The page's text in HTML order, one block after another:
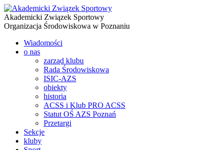
Akademicki Związek Sportowy
Organizacja Środowiskowa w Poznaniu
Wiadomości
o nas
zarząd klubu
Rada Środowiskowa
ISIC-AZS
obiekty
historia
ACSS i Klub PRO ACSS
Statut OŚ AZS Poznań
Przetargi
Sekcje
kluby